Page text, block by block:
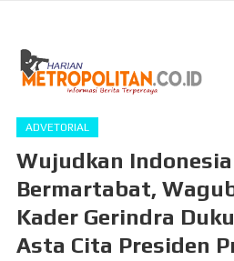
ADVETORIAL
Wujudkan
Bermartabat,
Kader Gerindra
Asta Cita Presiden